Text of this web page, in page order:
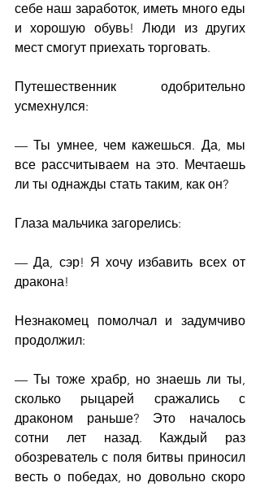
себе наш заработок, иметь много еды
и хорошую обувь! Люди из других
мест смогут приехать торговать.
Путешественник одобрительно
усмехнулся:
— Ты умнее, чем кажешься. Да, мы
все рассчитываем на это. Мечтаешь
ли ты однажды стать таким, как он?
Глаза мальчика загорелись:
— Да, сэр! Я хочу избавить всех от
дракона!
Незнакомец помолчал и задумчиво
продолжил:
— Ты тоже храбр, но знаешь ли ты,
сколько рыцарей сражались с
драконом раньше? Это началось
сотни лет назад. Каждый раз
обозреватель с поля битвы приносил
весть о победах, но довольно скоро